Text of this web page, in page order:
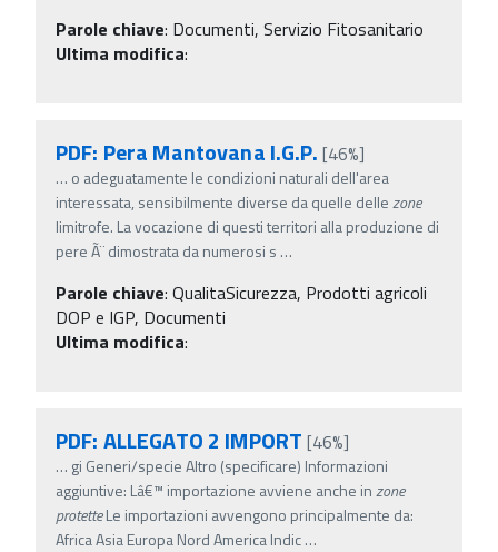
Parole chiave: Documenti, Servizio Fitosanitario
Ultima modifica:
PDF: Pera Mantovana I.G.P. [46%]
… o adeguatamente le condizioni naturali dell'area
interessata, sensibilmente diverse da quelle dellezone
limitrofe. La vocazione di questi territori alla produzione di
pere Ã¨ dimostrata da numerosi s …
Parole chiave: QualitaSicurezza, Prodotti agricoli
DOP e IGP, Documenti
Ultima modifica:
PDF: ALLEGATO 2 IMPORT [46%]
… gi Generi/specie Altro (specificare) Informazioni
aggiuntive: Lâ€™ importazione avviene anche inzone
protetteLe importazioni avvengono principalmente da:
Africa Asia Europa Nord America Indic…